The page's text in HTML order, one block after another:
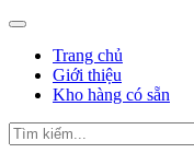
Trang chủ
Giới thiệu
Kho hàng có sẵn